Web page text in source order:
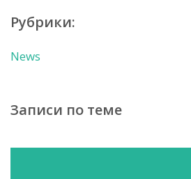
Рубрики:
News
Записи по теме